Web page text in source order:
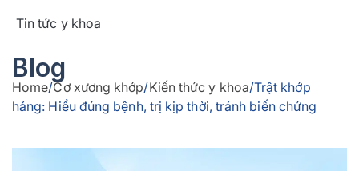
Tin tức y khoa
Blog
Home/Cơ xương khớp/Kiến thức y khoa/Trật khớp
háng: Hiểu đúng bệnh, trị kịp thời, tránh biến chứng